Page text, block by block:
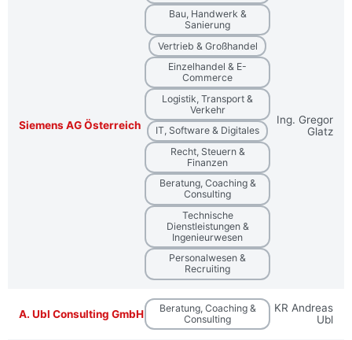
Siemens AG Österreich
Bau, Handwerk &
Sanierung
Vertrieb & Großhandel
Einzelhandel & E-
Commerce
Logistik, Transport &
Verkehr
IT, Software & Digitales
Recht, Steuern &
Finanzen
Beratung, Coaching &
Consulting
Technische
Dienstleistungen &
Ingenieurwesen
Personalwesen &
Recruiting
Ing. Gregor
Glatz
A. Ubl Consulting GmbH
Beratung, Coaching &
Consulting
KR Andreas
Ubl